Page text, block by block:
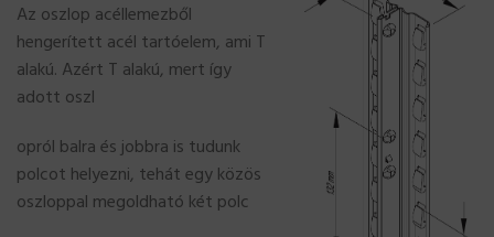
Az oszlop acéllemezből
hengerített acél tartóelem, ami T
alakú. Azért T alakú, mert így
adott oszl
opról balra és jobbra is tudunk
polcot helyezni, tehát egy közös
oszloppal megoldható két polc